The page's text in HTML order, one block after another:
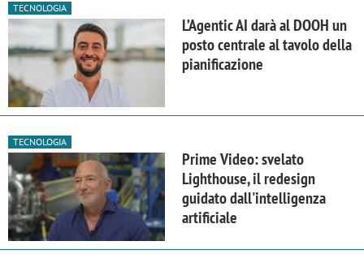
TECNOLOGIA
L’Agentic AI darà al DOOH un
posto centrale al tavolo della
pianificazione
TECNOLOGIA
Prime Video: svelato
Lighthouse, il redesign
guidato dall'intelligenza
artificiale